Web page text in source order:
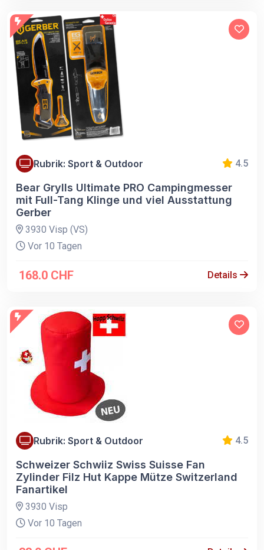
Rubrik: Sport & Outdoor 4.5
Bear Grylls Ultimate PRO Campingmesser
mit Full-Tang Klinge und viel Ausstattung
Gerber
3930 Visp (VS)
Vor 10 Tagen
168.0 CHF Details
Rubrik: Sport & Outdoor 4.5
Schweizer Schwiiz Swiss Suisse Fan
Zylinder Filz Hut Kappe Mütze Switzerland
Fanartikel
3930 Visp
Vor 10 Tagen